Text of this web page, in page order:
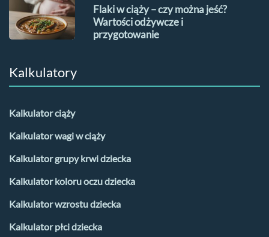
Flaki w ciąży – czy można jeść?
Wartości odżywcze i
przygotowanie
Kalkulatory
Kalkulator ciąży
Kalkulator wagi w ciąży
Kalkulator grupy krwi dziecka
Kalkulator koloru oczu dziecka
Kalkulator wzrostu dziecka
Kalkulator płci dziecka